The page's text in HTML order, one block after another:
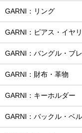
GARNI：リング
GARNI：ピアス・イヤ
GARNI：バングル・ブ
GARNI：財布・革物
GARNI：キーホルダー
GARNI：バックル・ベ